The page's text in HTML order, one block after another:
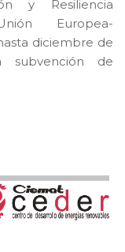
y Resiliencia
Europea-
diciembre de
de